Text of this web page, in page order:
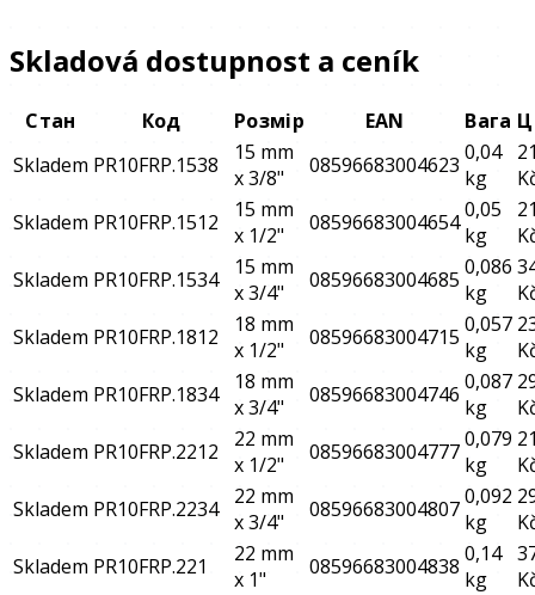
Skladová dostupnost a ceník
Стан Код Розмір EAN Вага
Skladem PR10FRP.1538
15 mm
x 3/8"
08596683004623 0,04
kg
Skladem PR10FRP.1512
15 mm
x 1/2"
085966830046540,05
kg
Skladem PR10FRP.1534
15 mm
x 3/4"
08596683004685 0,086
kg
Skladem PR10FRP.1812
18 mm
x 1/2"
08596683004715 0,057
kg
Skladem PR10FRP.1834
18 mm
x 3/4"
08596683004746 0,087
kg
Skladem PR10FRP.2212
22 mm
x 1/2"
085966830047770,079
kg
Skladem PR10FRP.2234
22 mm
x 3/4"
085966830048070,092
kg
Skladem PR10FRP.221
22 mm
x 1"
08596683004838 0,14
kg